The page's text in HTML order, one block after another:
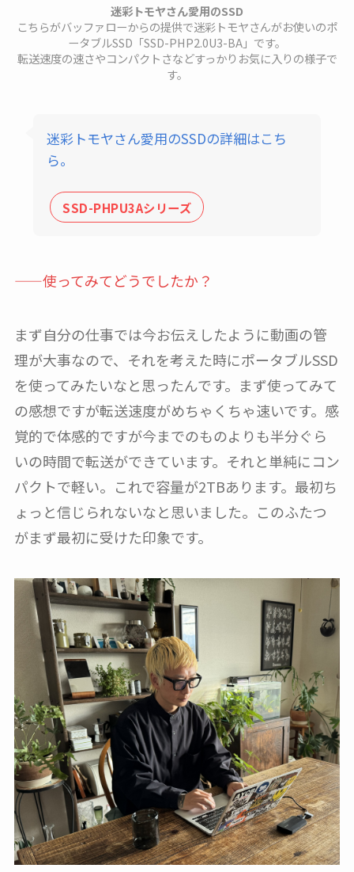
迷彩トモヤさん愛用のSSD
こちらがバッファローからの提供で迷彩トモヤさんがお使いのポ
ータブルSSD「SSD-PHP2.0U3-BA」です。
転送速度の速さやコンパクトさなどすっかりお気に入りの様子で
す。
迷彩トモヤさん愛用のSSDの詳細はこち
ら。
SSD-PHPU3Aシリーズ
——使ってみてどうでしたか？
まず自分の仕事では今お伝えしたように動画の管
理が大事なので、それを考えた時にポータブルSSD
を使ってみたいなと思ったんです。まず使ってみて
の感想ですが転送速度がめちゃくちゃ速いです。感
覚的で体感的ですが今までのものよりも半分ぐら
いの時間で転送ができています。それと単純にコン
パクトで軽い。これで容量が2TBあります。最初ち
ょっと信じられないなと思いました。このふたつ
がまず最初に受けた印象です。